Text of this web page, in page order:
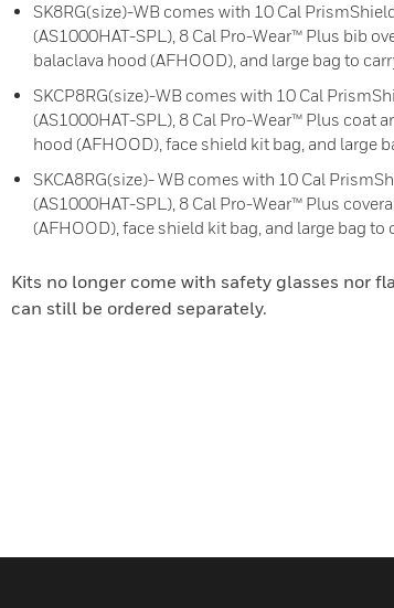
SK8RG(size)-WB comes with 10 Cal
(AS1000HAT-SPL), 8 Cal Pro-Wear™ Plus bib
balaclava hood (AFHOOD), and large bag to
SKCP8RG(size)-WB comes with 10 Cal
(AS1000HAT-SPL), 8 Cal Pro-Wear™ Plus coat
hood (AFHOOD), face shield kit bag, and large
SKCA8RG(size)- WB comes with 10 Cal
(AS1000HAT-SPL), 8 Cal Pro-Wear™ Plus
(AFHOOD), face shield kit bag, and large bag to
Kits no longer come with safety glasses nor
can still be ordered separately.